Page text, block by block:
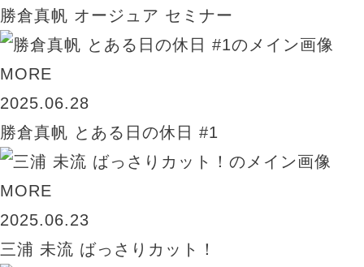
勝倉真帆 オージュア セミナー
MORE
2025.06.28
勝倉真帆 とある日の休日 #1
MORE
2025.06.23
三浦 未流 ばっさりカット！